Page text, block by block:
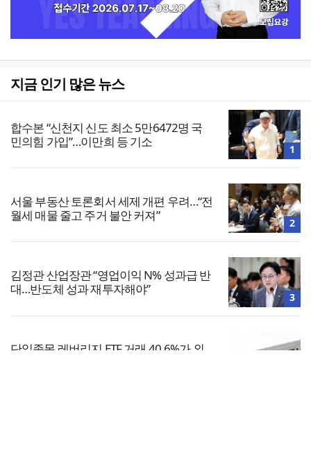
지금 인기 많은 뉴스
합수본 “신천지 신도 최소 5만6472명 국
민의힘 가입”…이만희 등 기소
1
서울 부동산 토론회서 세제 개편 우려…“전
월세 매물 줄고 주거 불안 커져”
2
김정관 산업장관 “영업이익 N% 성과급 반
대…반도체 성과 재투자해야”
3
단일종목 레버리지 ETF 거래 40.6%가 외